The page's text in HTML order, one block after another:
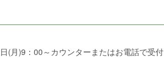
(月)9：00～カウンターまたはお電話で受付